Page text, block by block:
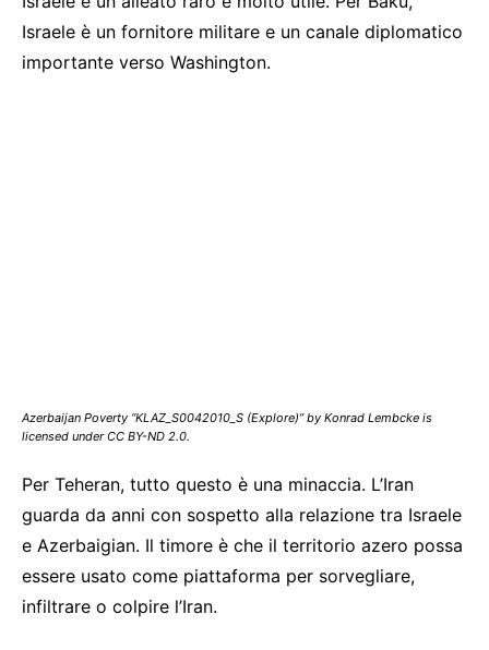
Israele è un fornitore militare e un canale diplomatico
importante verso Washington.
Azerbaijan Poverty “KLAZ_S0042010_S (Explore)” by Konrad Lembcke is
licensed under CC BY-ND 2.0.
Per Teheran, tutto questo è una minaccia. L’Iran
guarda da anni con sospetto alla relazione tra Israele
e Azerbaigian. Il timore è che il territorio azero possa
essere usato come piattaforma per sorvegliare,
infiltrare o colpire l’Iran.